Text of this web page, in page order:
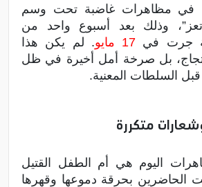
في مظاهرات غاضبة تحت وسم
وذلك بعد أسبوع واحد من
جرت في 17 مايو
. لم يكن هذا
بل صرخة أمل أخيرة في ظل
السلطات المعنية.
متكررة
اليوم هي أم الطفل القتيل
الحاضرين بحرقة دموعها وقهرها